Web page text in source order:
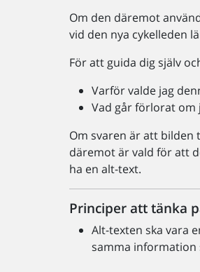
Om den däremot
vid den nya cykelleden
För att guida dig själv
Varför valde jag
Vad går förlorat om
Om svaren är att bilden
däremot är vald för att
ha en alt-text.
Principer att tänka
Alt-texten ska vara
samma information